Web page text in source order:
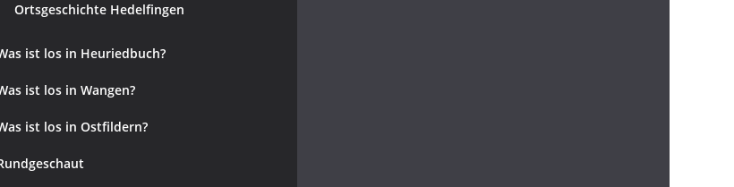
Ortsgeschichte Hedelfingen
ist los in Heuriedbuch?
ist los in Wangen?
ist los in Ostfildern?